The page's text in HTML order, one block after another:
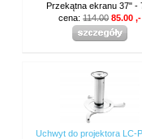
Przekątna ekranu 37" -
cena: 114.00 85.00 ,-
Uchwyt do projektora LC-